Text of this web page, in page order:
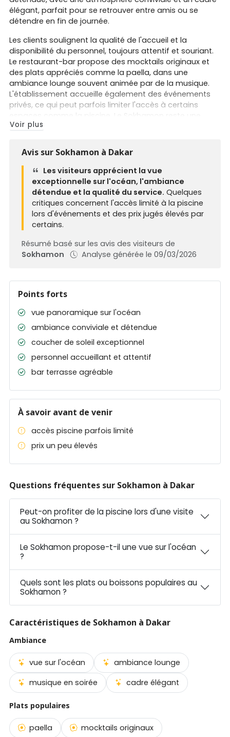
élégant, parfait pour se retrouver entre amis ou se
détendre en fin de journée.
Les clients soulignent la qualité de l'accueil et la
disponibilité du personnel, toujours attentif et souriant.
Le restaurant-bar propose des mocktails originaux et
des plats appréciés comme la paella, dans une
ambiance lounge souvent animée par de la musique.
L'établissement accueille également des événements
privés, ce qui peut parfois limiter l'accès à certains
espaces comme la piscine. Le Sokhamon reste une
adresse prisée pour admirer le sunset à Dakar et
Voir plus
Avis sur Sokhamon à Dakar
Les visiteurs apprécient la vue
exceptionnelle sur l'océan, l'ambiance
détendue et la qualité du service. Quelques
critiques concernent l'accès limité à la piscine
lors d'événements et des prix jugés élevés par
certains.
Résumé basé sur les avis des visiteurs de
Sokhamon
Analyse générée le 09/03/2026
Points forts
vue panoramique sur l'océan
ambiance conviviale et détendue
coucher de soleil exceptionnel
personnel accueillant et attentif
bar terrasse agréable
À savoir avant de venir
accès piscine parfois limité
prix un peu élevés
Questions fréquentes sur Sokhamon à Dakar
Peut-on profiter de la piscine lors d'une visite
au Sokhamon ?
Le Sokhamon propose-t-il une vue sur l'océan
?
Quels sont les plats ou boissons populaires au
Sokhamon ?
Caractéristiques de Sokhamon à Dakar
Ambiance
vue sur l'océan
ambiance lounge
musique en soirée
cadre élégant
Plats populaires
paella mocktails originaux